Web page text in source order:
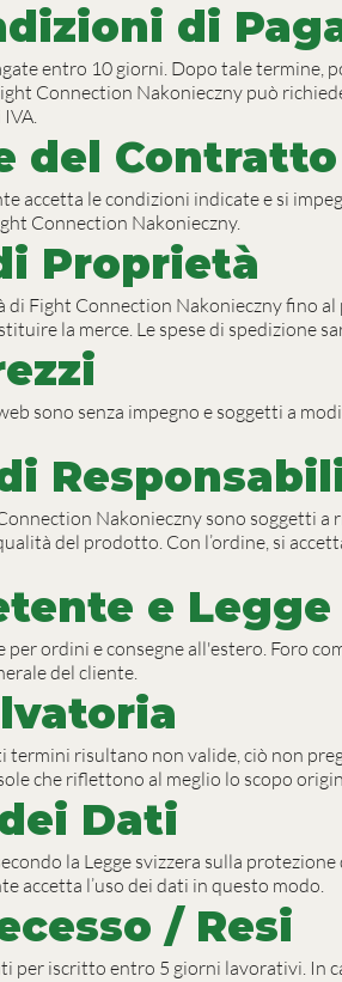
di
entro 10 giorni. Dopo tale termine,
Connection Nakonieczny può
del Contratto
accetta le condizioni indicate e si
Connection Nakonieczny.
Proprietà
Fight Connection Nakonieczny fino
la merce. Le spese di spedizione
sono senza impegno e soggetti a
Nakonieczny sono soggetti
del prodotto. Con l’ordine, si
e
per ordini e consegne all'estero. Foro
del cliente.
termini risultano non valide, ciò non
che riflettono al meglio lo scopo
Dati
la Legge svizzera sulla
accetta l’uso dei dati in questo modo.
/ Resi
per iscritto entro 5 giorni lavorativi.